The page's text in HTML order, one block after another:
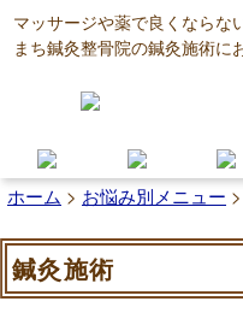
マッサージや薬で良くならな
まち鍼灸整骨院の鍼灸施術に
ホーム > お悩み別メニュー >
鍼灸施術